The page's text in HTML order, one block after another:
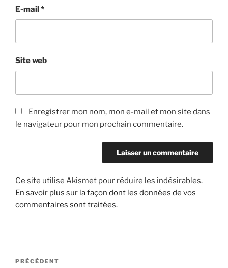
E-mail*
Site web
Enregistrer mon nom, mon e-mail et mon site dans
le navigateur pour mon prochain commentaire.
Ce site utilise Akismet pour réduire les indésirables.
En savoir plus sur la façon dont les données de vos
commentaires sont traitées.
Navigation
Article
PRÉCÉDENT